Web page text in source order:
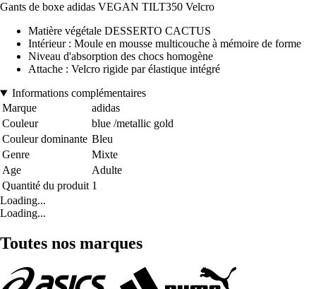
Gants de boxe adidas VEGAN TILT350 Velcro
Matière végétale DESSERTO CACTUS
Intérieur : Moule en mousse multicouche à mémoire de forme
Niveau d'absorption des chocs homogène
Attache : Velcro rigide par élastique intégré
Informations complémentaires
Marque
adidas
Couleur
blue /metallic gold
Couleur dominante Bleu
Genre
Mixte
Age
Adulte
Quantité du produit 1
Loading...
Loading...
Toutes nos marques